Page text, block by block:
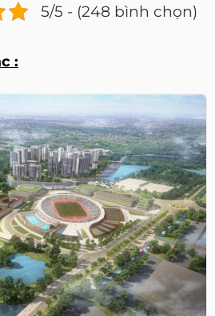
5/5 - (248 bình chọn)
: